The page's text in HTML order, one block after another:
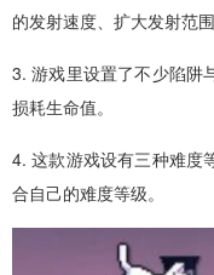
的发射速度、扩大发射范
3. 游戏里设置了不少陷阱
损耗生命值。
4. 这款游戏设有三种难度
合自己的难度等级。